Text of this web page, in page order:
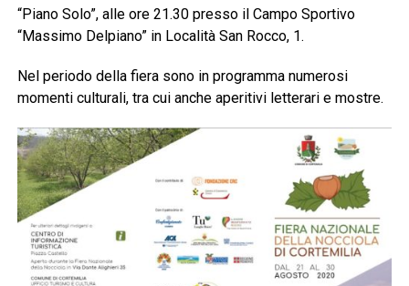
“Piano Solo”, alle ore 21.30 presso il Campo Sportivo
“Massimo Delpiano” in Località San Rocco, 1.
Nel periodo della fiera sono in programma numerosi
momenti culturali, tra cui anche aperitivi letterari e mostre.